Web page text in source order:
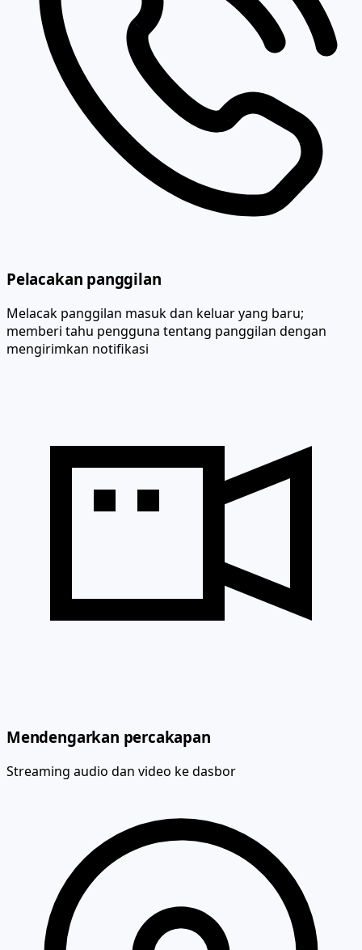
Pelacakan panggilan
Melacak panggilan masuk dan keluar yang baru;
memberi tahu pengguna tentang panggilan dengan
mengirimkan notifikasi
Mendengarkan percakapan
Streaming audio dan video ke dasbor